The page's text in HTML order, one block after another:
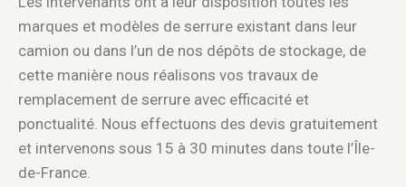
marques et modèles de serrure existant dans leur
camion ou dans l’un de nos dépôts de stockage, de
cette manière nous réalisons vos travaux de
remplacement de serrure avec efficacité et
ponctualité. Nous effectuons des devis gratuitement
et intervenons sous 15 à 30 minutes dans toute l’Île-
de-France.